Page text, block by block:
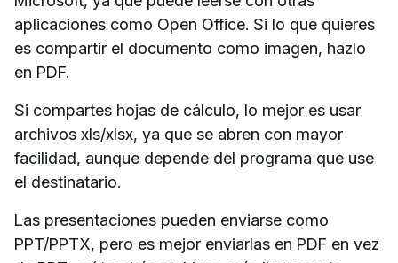
aplicaciones como Open Office. Si lo que quieres
es compartir el documento como imagen, hazlo
en PDF.
Si compartes hojas de cálculo, lo mejor es usar
archivos xls/xlsx, ya que se abren con mayor
facilidad, aunque depende del programa que use
el destinatario.
Las presentaciones pueden enviarse como
PPT/PPTX, pero es mejor enviarlas en PDF en vez